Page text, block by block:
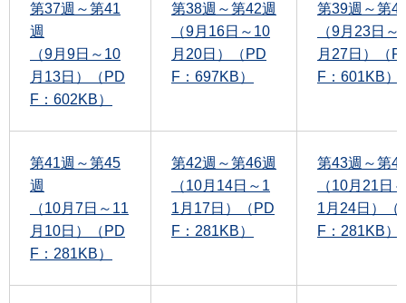
第37週～第41
週
（9月9日～10
月13日）（PD
F：602KB）
第38週～第42週
（9月16日～10
月20日）（PD
F：697KB）
第39週～第
（9月23日～
月27日）（
F：601KB）
第41週～第45
週
（10月7日～11
月10日）（PD
F：281KB）
第42週～第46週
（10月14日～1
1月17日）（PD
F：281KB）
第43週～第
（10月21日
1月24日）（
F：281KB）